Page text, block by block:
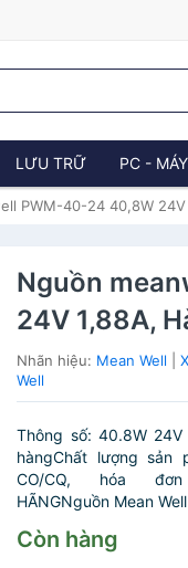
LƯU TRỮ PC -
PWM-40-24 40,8W
Nguồn
24V 1,88A,
Nhãn hiệu: Mean Well |
Well
Thông số: 40.8W
hàngChất lượng sản
CO/CQ, hóa
HÃNGNguồn Mean
Còn hàng